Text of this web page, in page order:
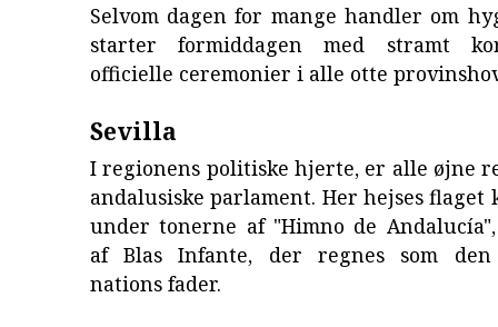
Selvom dagen for mange handler om
starter formiddagen med stramt
officielle ceremonier i alle otte
Sevilla
I regionens politiske hjerte, er alle øjne
andalusiske parlament. Her hejses flaget
under tonerne af "Himno de
af Blas Infante, der regnes som den
nations fader.